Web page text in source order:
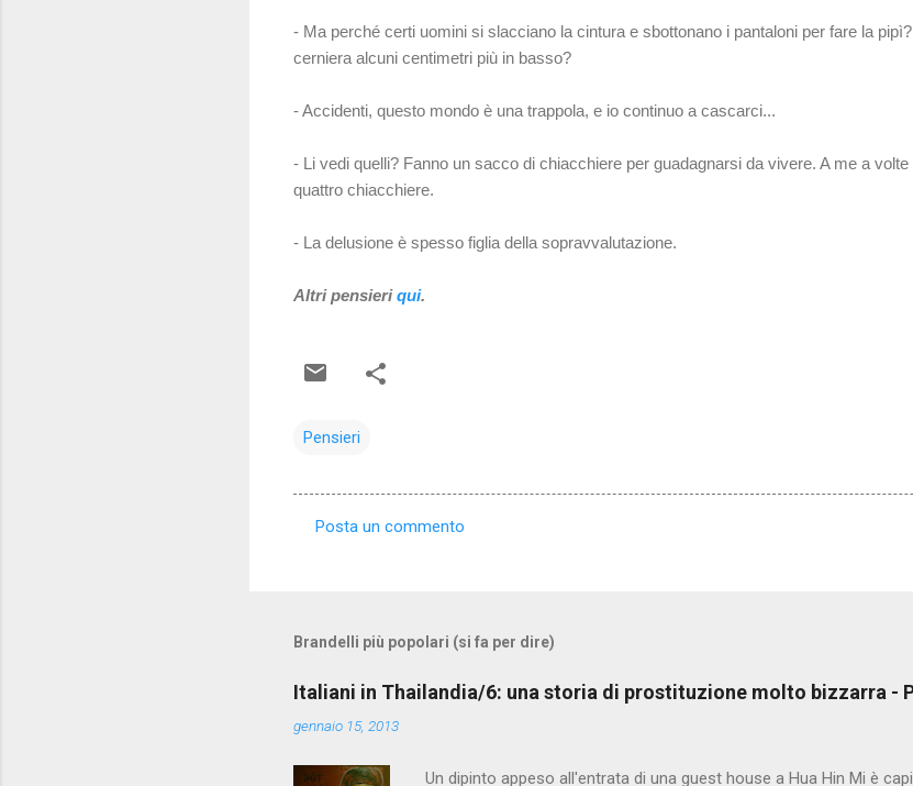
- Ma perché certi uomini si slacciano la cintura e sbottonano i pantaloni per fare la
cerniera alcuni centimetri più in basso?
- Accidenti, questo mondo è una trappola, e io continuo a cascarci...
- Li vedi quelli? Fanno un sacco di chiacchiere per guadagnarsi da vivere. A me a
quattro chiacchiere.
- La delusione è spesso figlia della sopravvalutazione.
Altri pensieriqui.
Pensieri
m
n
t
i
Posta un commento
Brandelli più popolari (si fa per dire)
Italiani in Thailandia/6: una storia di prostituzione molto bizzarra -
gennaio 15, 2013
Un dipinto appeso all'entrata di una guest house a Hua Hin Mi è